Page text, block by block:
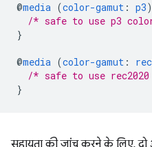
@media (color-gamut : p3)
/* safe to use p3
}
@media (color-gamut :
/* safe to use
}
सहायता की जांच करने के लिए, दो